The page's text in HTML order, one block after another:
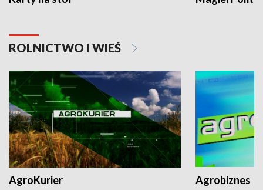
ROLNICTWO I WIEŚ
AgroKurier Agrobiznes